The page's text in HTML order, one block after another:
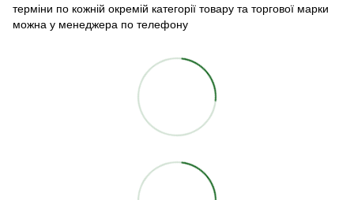
терміни по кожній окремій категорії товару та торгової марки
можна у менеджера по телефону